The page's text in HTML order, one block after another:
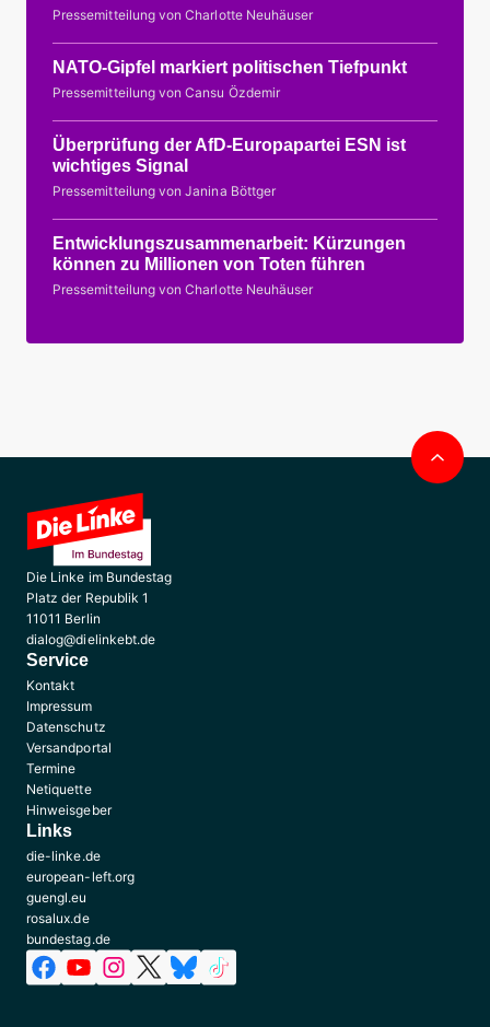
Pressemitteilung von Charlotte Neuhäuser
NATO-Gipfel markiert politischen Tiefpunkt
Pressemitteilung von Cansu Özdemir
Überprüfung der AfD-Europapartei ESN ist
wichtiges Signal
Pressemitteilung von Janina Böttger
Entwicklungszusammenarbeit: Kürzungen
können zu Millionen von Toten führen
Pressemitteilung von Charlotte Neuhäuser
Die Linke im Bundestag
Platz der Republik 1
11011 Berlin
dialog@dielinkebt.de
Service
Kontakt
Impressum
Datenschutz
Versandportal
Termine
Netiquette
Hinweisgeber
Links
die-linke.de
european-left.org
guengl.eu
rosalux.de
bundestag.de